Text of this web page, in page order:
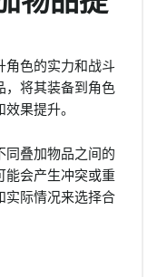
角色的实力和战斗
，将其装备到角色
果提升。
同叠加物品之间的
能会产生冲突或重
实际情况来选择合